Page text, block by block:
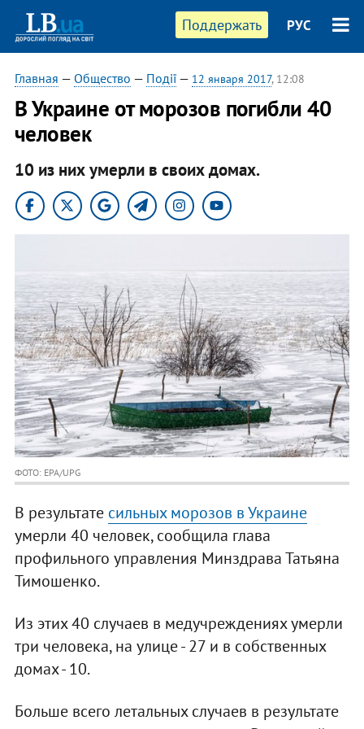
Поддержать РУС
Главная — Общество — Події— 12 января 2017, 12:08
В Украине от морозов погибли 40
человек
10 из них умерли в своих домах.
ФОТО: EPA/UPG
В результате сильных морозов в Украине
умерли 40 человек, сообщила глава
профильного управления Минздрава Татьяна
Тимошенко.
Из этих 40 случаев в медучреждениях умерли
три человека, на улице - 27 и в собственных
домах - 10.
Больше всего летальных случаев в результате